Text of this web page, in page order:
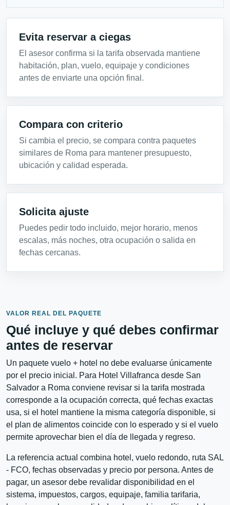
Evita reservar a ciegas
El asesor confirma si la tarifa observada mantiene
habitación, plan, vuelo, equipaje y condiciones
antes de enviarte una opción final.
Compara con criterio
Si cambia el precio, se compara contra paquetes
similares de Roma para mantener presupuesto,
ubicación y calidad esperada.
Solicita ajuste
Puedes pedir todo incluido, mejor horario, menos
escalas, más noches, otra ocupación o salida en
fechas cercanas.
VALOR REAL DEL PAQUETE
Qué incluye y qué debes confirmar
antes de reservar
Un paquete vuelo + hotel no debe evaluarse únicamente
por el precio inicial. Para Hotel Villafranca desde San
Salvador a Roma conviene revisar si la tarifa mostrada
corresponde a la ocupación correcta, qué fechas exactas
usa, si el hotel mantiene la misma categoría disponible, si
el plan de alimentos coincide con lo esperado y si el vuelo
permite aprovechar bien el día de llegada y regreso.
La referencia actual combina hotel, vuelo redondo, ruta SAL
- FCO, fechas observadas y precio por persona. Antes de
pagar, un asesor debe revalidar disponibilidad en el
sistema, impuestos, cargos, equipaje, familia tarifaria,